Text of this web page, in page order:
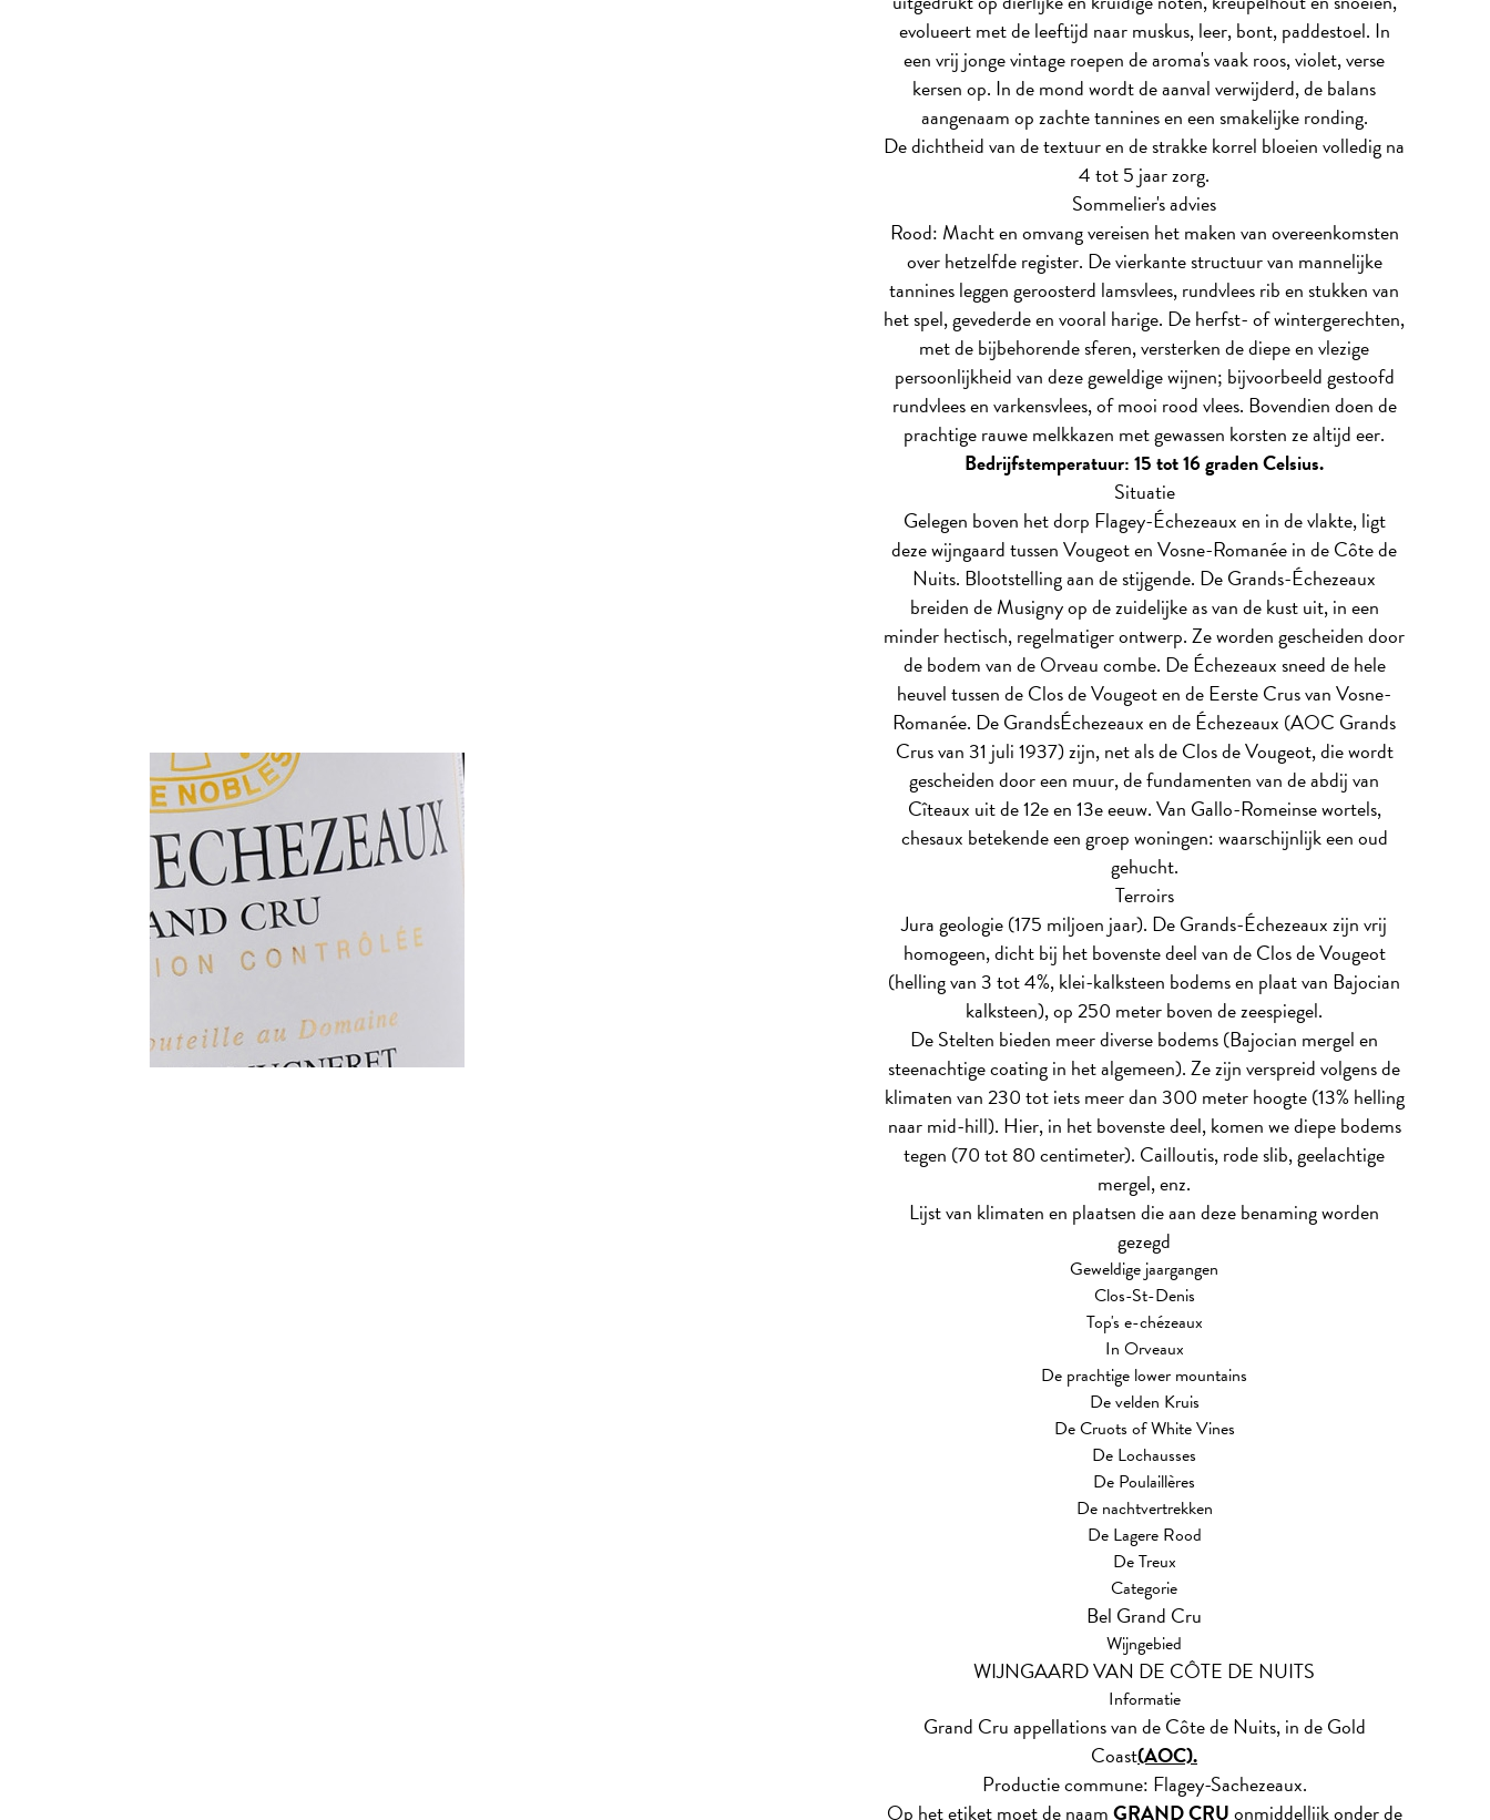
evolueert met de leeftijd naar muskus, leer, bont, paddestoel. In
een vrij jonge vintage roepen de aroma's vaak roos, violet, verse
kersen op. In de mond wordt de aanval verwijderd, de balans
aangenaam op zachte tannines en een smakelijke ronding.
De dichtheid van de textuur en de strakke korrel bloeien volledig na
4 tot 5 jaar zorg.
Sommelier's advies
Rood: Macht en omvang vereisen het maken van overeenkomsten
over hetzelfde register. De vierkante structuur van mannelijke
tannines leggen geroosterd lamsvlees, rundvlees rib en stukken van
het spel, gevederde en vooral harige. De herfst- of wintergerechten,
met de bijbehorende sferen, versterken de diepe en vlezige
persoonlijkheid van deze geweldige wijnen; bijvoorbeeld gestoofd
rundvlees en varkensvlees, of mooi rood vlees. Bovendien doen de
prachtige rauwe melkkazen met gewassen korsten ze altijd eer.
Bedrijfstemperatuur: 15 tot 16 graden Celsius.
Situatie
Gelegen boven het dorp Flagey-Échezeaux en in de vlakte, ligt
deze wijngaard tussen Vougeot en Vosne-Romanée in de Côte de
Nuits. Blootstelling aan de stijgende. De Grands-Échezeaux
breiden de Musigny op de zuidelijke as van de kust uit, in een
minder hectisch, regelmatiger ontwerp. Ze worden gescheiden door
de bodem van de Orveau combe. De Échezeaux sneed de hele
heuvel tussen de Clos de Vougeot en de Eerste Crus van Vosne-
Romanée. De GrandsÉchezeaux en de Échezeaux (AOC Grands
Crus van 31 juli 1937) zijn, net als de Clos de Vougeot, die wordt
gescheiden door een muur, de fundamenten van de abdij van
Cîteaux uit de 12e en 13e eeuw. Van Gallo-Romeinse wortels,
chesaux betekende een groep woningen: waarschijnlijk een oud
gehucht.
Terroirs
Jura geologie (175 miljoen jaar). De Grands-Échezeaux zijn vrij
homogeen, dicht bij het bovenste deel van de Clos de Vougeot
(helling van 3 tot 4%, klei-kalksteen bodems en plaat van Bajocian
kalksteen), op 250 meter boven de zeespiegel.
De Stelten bieden meer diverse bodems (Bajocian mergel en
steenachtige coating in het algemeen). Ze zijn verspreid volgens de
klimaten van 230 tot iets meer dan 300 meter hoogte (13% helling
naar mid-hill). Hier, in het bovenste deel, komen we diepe bodems
tegen (70 tot 80 centimeter). Cailloutis, rode slib, geelachtige
mergel, enz.
Lijst van klimaten en plaatsen die aan deze benaming worden
gezegd
Geweldige jaargangen
Clos-St-Denis
Top's e-chézeaux
In Orveaux
De prachtige lower mountains
De velden Kruis
De Cruots of White Vines
De Lochausses
De Poulaillères
De nachtvertrekken
De Lagere Rood
De Treux
Categorie
Bel Grand Cru
Wijngebied
WIJNGAARD VAN DE CÔTE DE NUITS
Informatie
Grand Cru appellations van de Côte de Nuits, in de Gold
Coast(AOC).
Productie commune: Flagey-Sachezeaux.
Op het etiket moet de naamGRAND CRUonmiddellijk onder de